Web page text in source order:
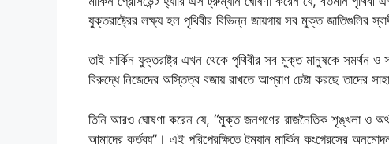
যুক্তরাষ্ট্রের লক্ষ্য হল পৃথিবীর বিভিন্ন জায়গায় সব মুক্ত জাতিগুলির
তাই মার্কিন যুক্তরাষ্ট্র এখন থেকে পৃথিবীর সব মুক্ত মানুষকে সমর্থন ও
বিরুদ্ধে নিজেদের অস্তিত্ব বজায় রাখতে আপ্রাণ চেষ্টা করছে তাদের
তিনি আরও ঘোষণা করেন যে, “মুক্ত জনগণের রাজনৈতিক শৃঙ্খলা ও
আমাদের কর্তব্য”। এই পরিপ্রেক্ষিতে টুম্যান মার্কিন কংগ্রেসের